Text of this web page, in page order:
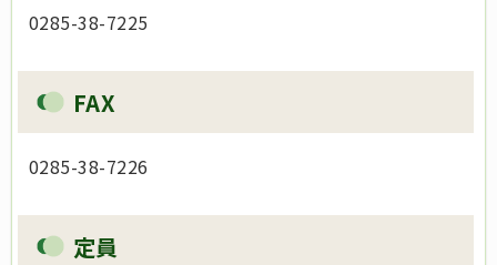
0285-38-7225
FAX
0285-38-7226
定員